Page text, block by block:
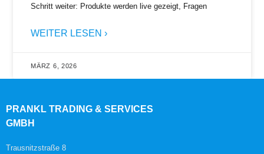
Schritt weiter: Produkte werden live gezeigt, Fragen
WEITER LESEN ›
MÄRZ 6, 2026
PRANKL TRADING & SERVICES
GMBH
Trausnitzstraße 8